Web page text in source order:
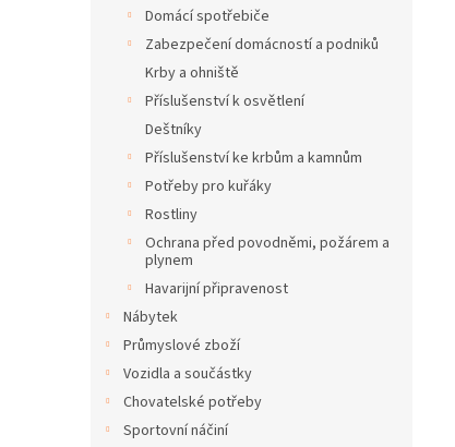
Domácí spotřebiče
Zabezpečení domácností a podniků
Krby a ohniště
Příslušenství k osvětlení
Deštníky
Příslušenství ke krbům a kamnům
Potřeby pro kuřáky
Rostliny
Ochrana před povodněmi, požárem a
plynem
Havarijní připravenost
Nábytek
Průmyslové zboží
Vozidla a součástky
Chovatelské potřeby
Sportovní náčiní